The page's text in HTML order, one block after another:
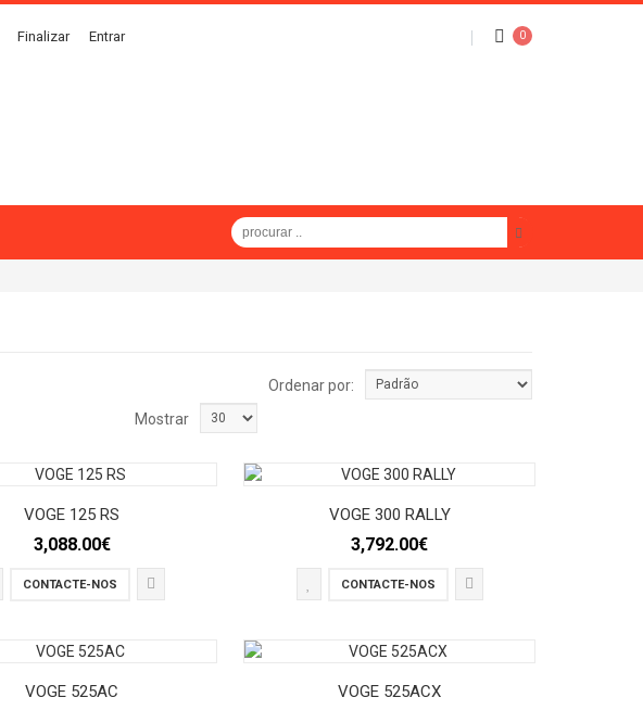
Finalizar Entrar 0
Ordenar por:
Mostrar
VOGE 125 RS
3,088.00€
CONTACTE-NOS
VOGE 300 RALLY
3,792.00€
CONTACTE-NOS
VOGE 525AC VOGE 525ACX